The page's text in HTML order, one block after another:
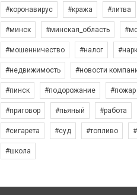
#коронавирус #кража #литва
#минск #минская_область
#мошенничество #налог
#недвижимость #новости
#пинск #подорожание #пожар
#приговор #пьяный #работа
#сигарета #суд #топливо
#школа